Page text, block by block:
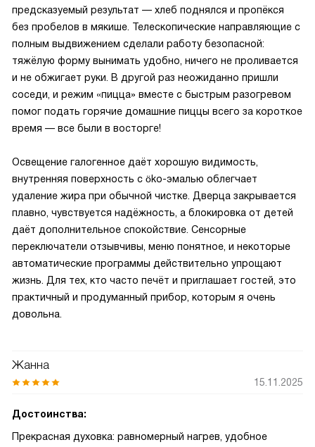
предсказуемый результат — хлеб поднялся и пропёкся
без пробелов в мякише. Телескопические направляющие с
полным выдвижением сделали работу безопасной:
тяжёлую форму вынимать удобно, ничего не проливается
и не обжигает руки. В другой раз неожиданно пришли
соседи, и режим «пицца» вместе с быстрым разогревом
помог подать горячие домашние пиццы всего за короткое
время — все были в восторге!
Освещение галогенное даёт хорошую видимость,
внутренняя поверхность с öko-эмалью облегчает
удаление жира при обычной чистке. Дверца закрывается
плавно, чувствуется надёжность, а блокировка от детей
даёт дополнительное спокойствие. Сенсорные
переключатели отзывчивы, меню понятное, и некоторые
автоматические программы действительно упрощают
жизнь. Для тех, кто часто печёт и приглашает гостей, это
практичный и продуманный прибор, которым я очень
довольна.
Жанна
15.11.2025
Достоинства:
Прекрасная духовка: равномерный нагрев, удобное